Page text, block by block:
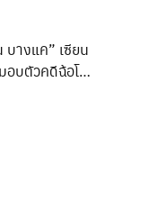
บางแค” เซียน
อบตัวคดีฉ้อโกง